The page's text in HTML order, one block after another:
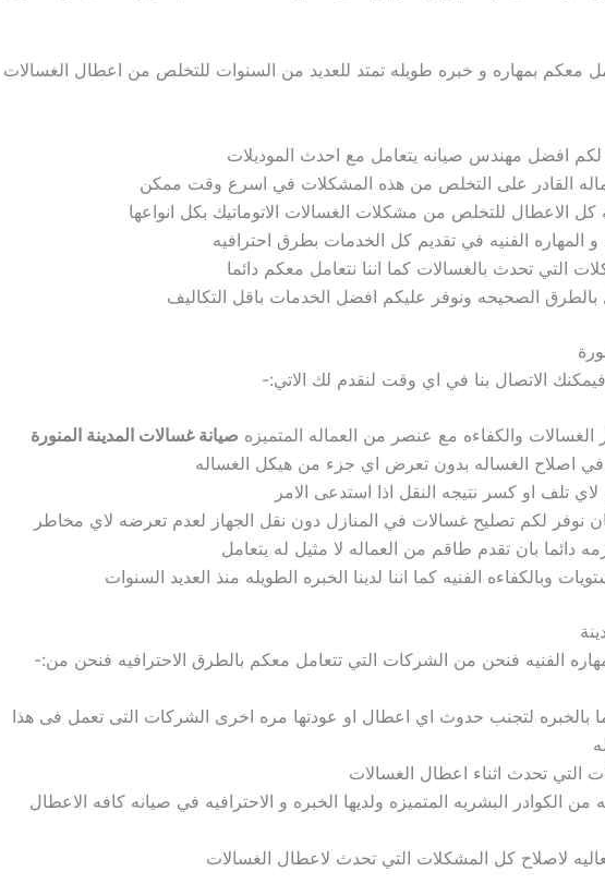
معكم بمهاره و خبره طويله تمتد للعديد من السنوات للتخلص من اعطال الغسالات
لكم افضل مهندس صيانه يتعامل مع احدث الموديلات
القادر على التخلص من هذه المشكلات في اسرع وقت ممكن
كل الاعطال للتخلص من مشكلات الغسالات الاتوماتيك بكل انواعها
المهاره الفنيه في تقديم كل الخدمات بطرق احترافيه
التي تحدث بالغسالات كما اننا نتعامل معكم دائما
بالطرق الصحيحه ونوفر عليكم افضل الخدمات باقل التكاليف
الاتصال بنا في اي وقت لنقدم لك الاتي:-
الغسالات والكفاءه مع عنصر من العماله المتميزه صيانة غسالات المدينة المنورة
في اصلاح الغساله بدون تعرض اي جزء من هيكل الغساله
تلف او كسر نتيجه النقل اذا استدعى الامر
نوفر لكم تصليح غسالات في المنازل دون نقل الجهاز لعدم تعرضه لاي مخاطر
دائما بان تقدم طاقم من العماله لا مثيل له يتعامل
وبالكفاءه الفنيه كما اننا لدينا الخبره الطويله منذ العديد السنوات
الفنيه فنحن من الشركات التي تتعامل معكم بالطرق الاحترافيه فنحن من:-
بالخبره لتجنب حدوث اي اعطال او عودتها مره اخرى الشركات التى تعمل فى هذا
التي تحدث اثناء اعطال الغسالات
من الكوادر البشريه المتميزه ولديها الخبره و الاحترافيه في صيانه كافه الاعطال
لاصلاح كل المشكلات التي تحدث لاعطال الغسالات